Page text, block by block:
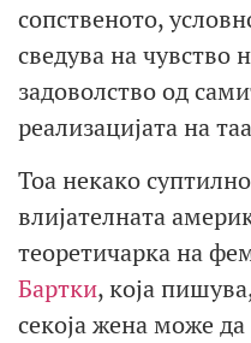
сопственото,
сведува на чувство
задоволство од
реализацијата на
Тоа некако
влијателната
теоретичарка на
Бартки, која
секоја жена може